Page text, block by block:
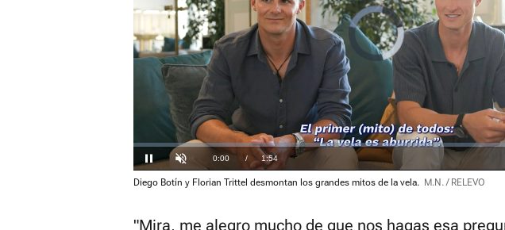
Play Unmute Current
Time
0:00 / Duration
1:54
Loaded:
Diego Botín y Florian Trittel desmontan los grandes mitos de la vela. M.N. / RELEVO
"Mira, me alegro mucho de que nos hagas esa